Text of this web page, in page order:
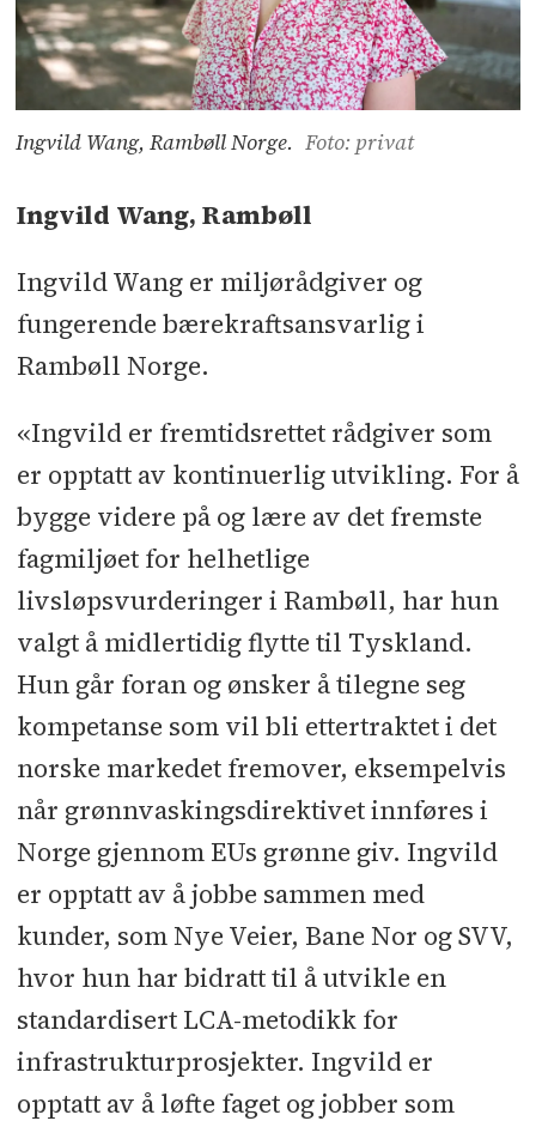
Ingvild Wang, Rambøll Norge. Foto: privat
Ingvild Wang, Rambøll
Ingvild Wang er miljørådgiver og
fungerende bærekraftsansvarlig i
Rambøll Norge.
«Ingvild er fremtidsrettet rådgiver som
er opptatt av kontinuerlig utvikling. For å
bygge videre på og lære av det fremste
fagmiljøet for helhetlige
livsløpsvurderinger i Rambøll, har hun
valgt å midlertidig flytte til Tyskland.
Hun går foran og ønsker å tilegne seg
kompetanse som vil bli ettertraktet i det
norske markedet fremover, eksempelvis
når grønnvaskingsdirektivet innføres i
Norge gjennom EUs grønne giv. Ingvild
er opptatt av å jobbe sammen med
kunder, som Nye Veier, Bane Nor og SVV,
hvor hun har bidratt til å utvikle en
standardisert LCA-metodikk for
infrastrukturprosjekter. Ingvild er
opptatt av å løfte faget og jobber som